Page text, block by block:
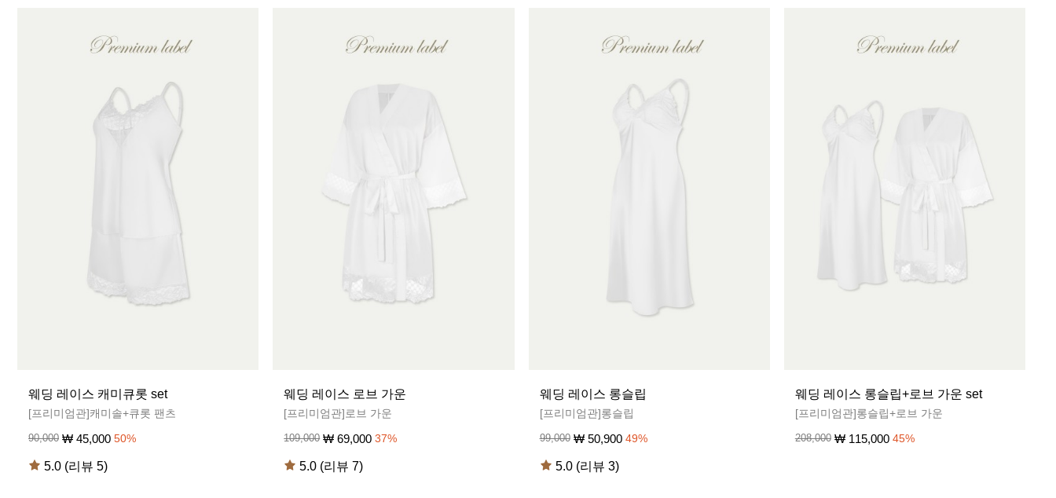
웨딩 레이스 캐미큐롯 set
[프리미엄관]캐미솔+큐롯 팬츠
90,000 ₩ 45,000 50%
5.0 (리뷰 5)
웨딩 레이스 로브 가운
[프리미엄관]로브 가운
109,000 ₩69,000 37%
5.0 (리뷰 7)
웨딩 레이스 롱슬립
[프리미엄관]롱슬립
99,000 ₩ 50,900 49%
5.0 (리뷰 3)
웨딩 레이스 롱슬립+로브 가운 set
[프리미엄관]롱슬립+로브 가운
208,000 ₩ 115,000 45%